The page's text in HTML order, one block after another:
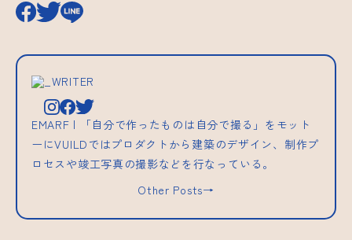
_WRITER
EMARF | 「自分で作ったものは自分で撮る」をモット
ーにVUILDではプロダクトから建築のデザイン、制作プ
ロセスや竣工写真の撮影などを行なっている。
Other Posts→